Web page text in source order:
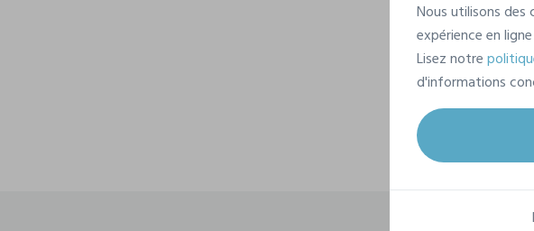
Nous utilisons des
expérience en
Lisez notre
d'informations